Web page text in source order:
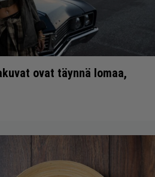
ovat täynnä lomaa,